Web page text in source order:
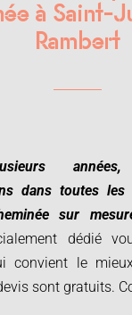
à Saint-
Rambert
dans toutes
sur
dédié
convient le
sont gratuits.